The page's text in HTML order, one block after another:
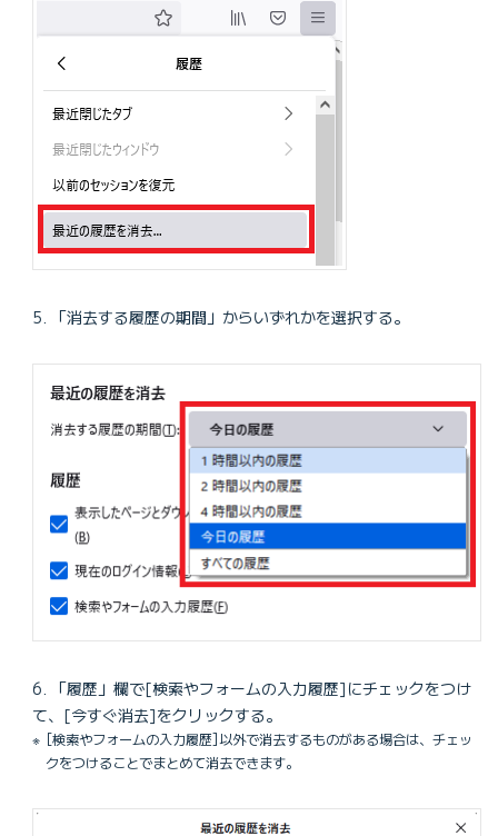
「消去する履歴の期間」からいずれかを選択する。
「履歴」欄で[検索やフォームの入力履歴]にチェックをつけ
て、[今すぐ消去]をクリックする。
[検索やフォームの入力履歴]以外で消去するものがある場合は、チェッ
クをつけることでまとめて消去できます。